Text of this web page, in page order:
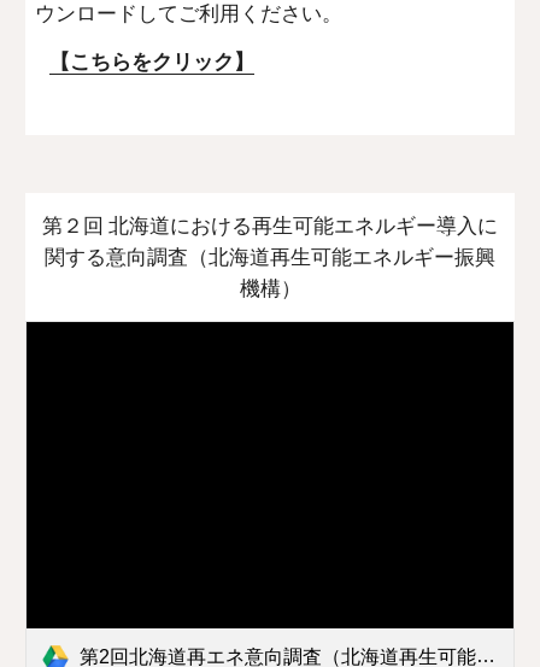
ウンロードしてご利用ください。
【こちらをクリック】
第２回 北海道における再生可能エネルギー導入に
関する意向調査（北海道再生可能エネルギー振興
機構）
第2回北海道再エネ意向調査（北海道再生可能エネルギー振興機構）.doc